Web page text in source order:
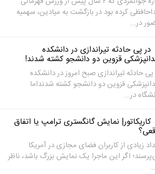
کرده بود در بازگشت به میادین، سهمیه
در...
در پی حادثه تیراندازی در دانشکده
قزوین دو دانشجو کشته شدند!
حادثه تیراندازی صبح امروز در دانشکده
قزوین دو دانشجو کشته شدنداما
در...
کاریکاتور| نمایش گانگستری ترامپ یا اتفاق
زیادی از کاربران فضای مجازی در آمریکا
اگر این ماجرا یک نمایش بزرگ باشد، ناظر